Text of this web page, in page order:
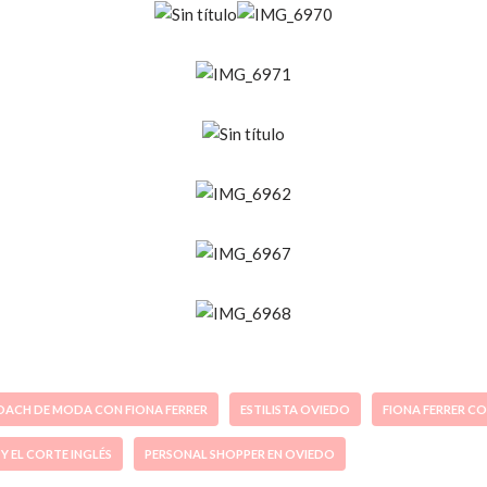
DE MODA CON FIONA FERRER ESTILISTA OVIEDO FIONA FERRER
EL CORTE INGLÉS PERSONAL SHOPPER EN OVIEDO